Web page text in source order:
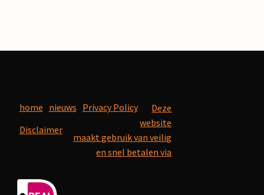
home nieuws Privacy Policy
Disclaimer
Deze
website
maakt gebruik van veilig
en snel betalen via